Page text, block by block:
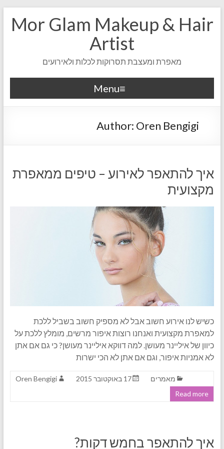
Mor Glam Makeup & Hair
Artist
מאפרת ומעצבת תסרוקות לכלות ולאירועים
Menu
Author: Oren Bengigi
איך להתאפר לאירוע – טיפים ממאפרת
מקצועית
כשיש לנו אירוע חשוב אבל לא מספיק חשוב בשביל ללכת
למאפרת מקצועית ואנחנו רוצות איפור מרשים, מומלץ ללכת על
כיוון של איליינר מעושן. למה דווקא איליינר מעושן? כי גם אם אתן
לא אמניות איפור, וגם אם אתן לא הכי ישרות
Oren Bengigi 17 באוקטובר 2015
מאמרים
Read more
איך להתאפר בחמש דקות?